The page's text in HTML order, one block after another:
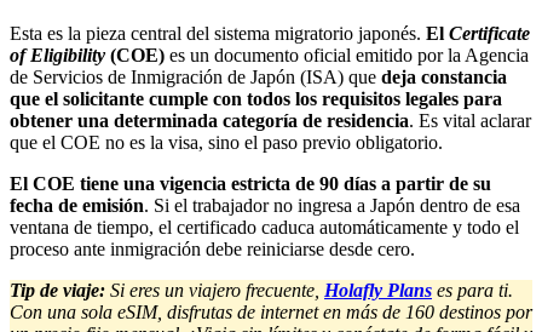
Esta es la pieza central del sistema migratorio japonés. El Certificate
of Eligibility (COE) es un documento oficial emitido por la Agencia
de Servicios de Inmigración de Japón (ISA) que deja constancia
que el solicitante cumple con todos los requisitos legales para
obtener una determinada categoría de residencia. Es vital aclarar
que el COE no es la visa, sino el paso previo obligatorio.
El COE tiene una vigencia estricta de 90 días a partir de su
fecha de emisión. Si el trabajador no ingresa a Japón dentro de esa
ventana de tiempo, el certificado caduca automáticamente y todo el
proceso ante inmigración debe reiniciarse desde cero.
Tip de viaje: Si eres un viajero frecuente, Holafly Plans es para ti.
Con una sola eSIM, disfrutas de internet en más de 160 destinos por